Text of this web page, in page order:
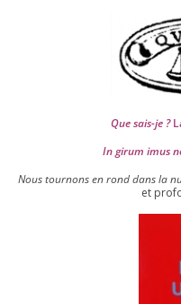
Que sais-je ?
In girum imus
Nous tour­nons en rond dans la
et